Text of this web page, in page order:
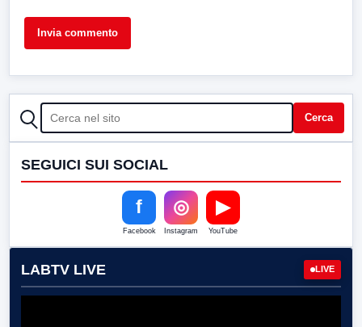
CERCA Cerca
SEGUICI SUI SOCIAL
f
Facebook
◎
Instagram
▶
YouTube
LABTV LIVE LIVE